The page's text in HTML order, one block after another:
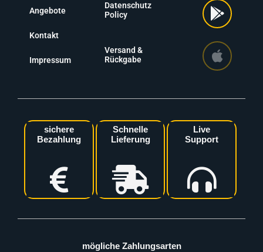
Angebote
Kontakt
Impressum
Datenschutz
Policy
Versand &
Rückgabe
sichere
Bezahlung
Schnelle
Lieferung
Live
Support
mögliche Zahlungsarten